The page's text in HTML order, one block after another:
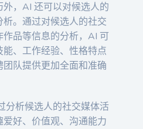
外，AI 还可以对候选人的
。通过对候选人的社交
品等信息的分析，AI 可
、工作经验、性格特点
队提供更加全面和准确
分析候选人的社交媒体活
好、价值观、沟通能力